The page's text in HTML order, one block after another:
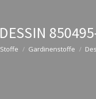
DESSIN
Stoffe Gardinenstoffe